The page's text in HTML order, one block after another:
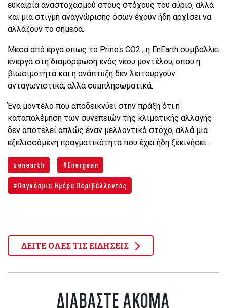
ευκαιρία αναστοχασμού στους στόχους του αύριο, αλλά
και μια στιγμή αναγνώρισης όσων έχουν ήδη αρχίσει να
αλλάζουν το σήμερα.
Μέσα από έργα όπως το Prinos CO2 , η EnEarth συμβάλλει
ενεργά στη διαμόρφωση ενός νέου μοντέλου, όπου η
βιωσιμότητα και η ανάπτυξη δεν λειτουργούν
ανταγωνιστικά, αλλά συμπληρωματικά.
Ένα μοντέλο που αποδεικνύει στην πράξη ότι η
καταπολέμηση των συνεπειών της κλιματικής αλλαγής
δεν αποτελεί απλώς έναν μελλοντικό στόχο, αλλά μια
εξελισσόμενη πραγματικότητα που έχει ήδη ξεκινήσει.
enearth Energean
Παγκόσμια Ημέρα Περιβάλλοντος
ΔΕΙΤΕ ΟΛΕΣ ΤΙΣ ΕΙΔΗΣΕΙΣ
ΔΙΑΒΑΣΤΕ ΑΚΟΜΑ